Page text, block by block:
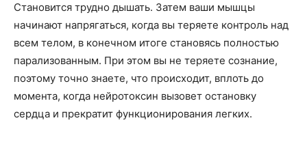
Становится трудно дышать. Затем ваши мышцы
начинают напрягаться, когда вы теряете контроль над
всем телом, в конечном итоге становясь полностью
парализованным. При этом вы не теряете сознание,
поэтому точно знаете, что происходит, вплоть до
момента, когда нейротоксин вызовет остановку
сердца и прекратит функционирования легких.